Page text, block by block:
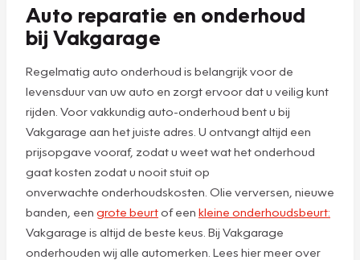
Auto reparatie en onderhoud
bij Vakgarage
Regelmatig auto onderhoud is belangrijk voor de
levensduur van uw auto en zorgt ervoor dat u veilig kunt
rijden. Voor vakkundig auto-onderhoud bent u bij
Vakgarage aan het juiste adres. U ontvangt altijd een
prijsopgave vooraf, zodat u weet wat het onderhoud
gaat kosten zodat u nooit stuit op
onverwachte onderhoudskosten. Olie verversen, nieuwe
banden, een grote beurtof een kleine onderhoudsbeurt:
Vakgarage is altijd de beste keus. Bij Vakgarage
onderhouden wij alle automerken. Lees hier meer over